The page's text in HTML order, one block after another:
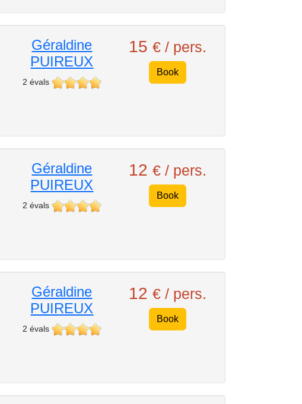
Géraldine
PUIREUX
2 évals
15€ / pers.
Book
Géraldine
PUIREUX
2 évals
12€ / pers.
Book
Géraldine
PUIREUX
2 évals
12€ / pers.
Book